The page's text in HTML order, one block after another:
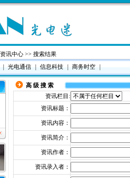
资讯中心 >> 搜索结果
光电通信 信息科技 商务时空
高 级 搜 索
资讯栏目:
资讯标题：
资讯内容：
资讯简介：
资讯作者：
资讯录入者：